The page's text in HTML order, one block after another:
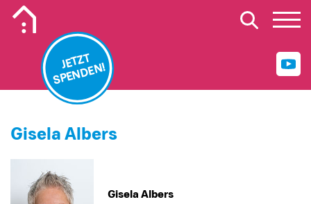
JETZT
SPENDEN!
Gisela Albers
Gisela Albers
Mobiles Logo Mission Lebenshaus